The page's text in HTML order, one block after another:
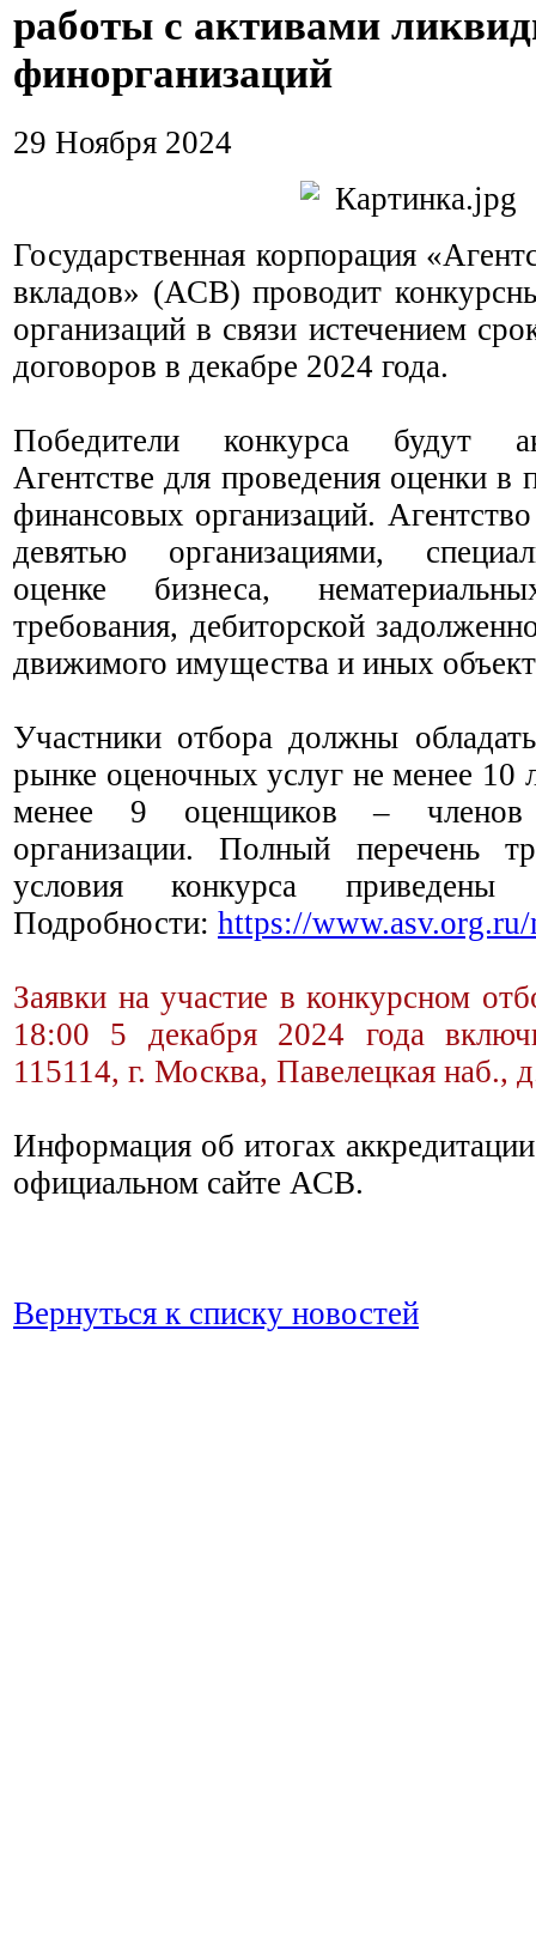
работы с активами
финорганизаций
29 Ноября 2024
Государственная корпорация
вкладов» (АСВ) проводит
организаций в связи истечением
договоров в декабре 2024 года.
Победители конкурса будут
Агентстве для проведения оценки в
финансовых организаций.
девятью организациями,
оценке бизнеса,
требования, дебиторской
движимого имущества и иных
Участники отбора должны
рынке оценочных услуг не менее 10
менее 9 оценщиков – членов
организации. Полный перечень
условия конкурса
Подробности: https://
Заявки на участие в конкурсном
18:00 5 декабря 2024 года
115114, г. Москва, Павелецкая наб.,
Информация об итогах
официальном сайте АСВ.
Вернуться к списку новостей